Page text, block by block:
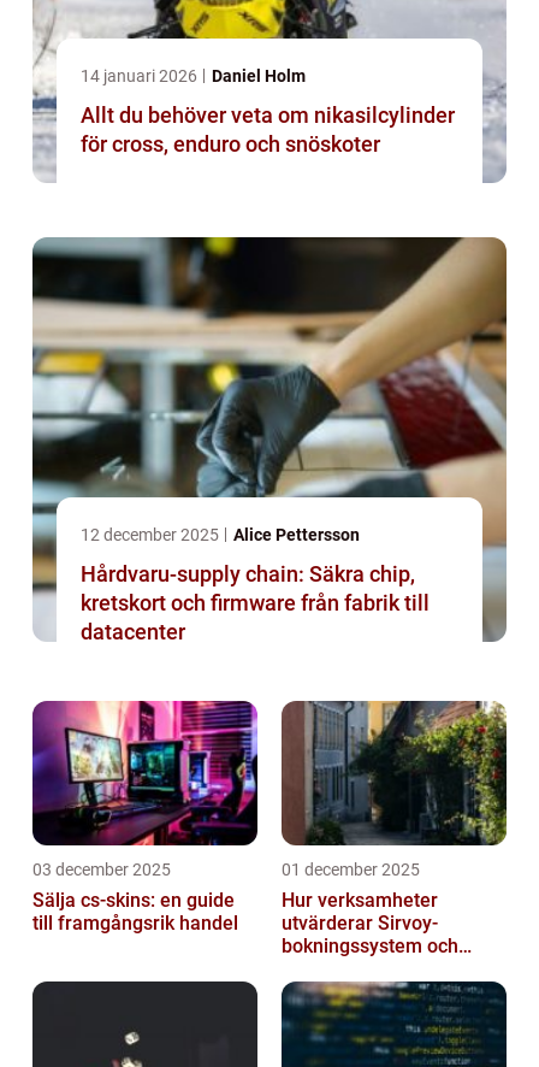
14 januari 2026 Daniel Holm
Allt du behöver veta om nikasilcylinder
för cross, enduro och snöskoter
12 december 2025 Alice Pettersson
Hårdvaru-supply chain: Säkra chip,
kretskort och firmware från fabrik till
datacenter
03 december 2025
Sälja cs-skins: en guide
till framgångsrik handel
01 december 2025
Hur verksamheter
utvärderar Sirvoy-
bokningssystem och